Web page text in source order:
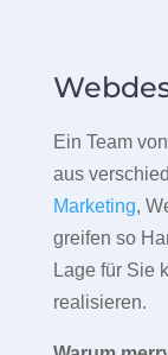
Ein Team
aus
Marketing,
greifen so
Lage für Sie
realisieren.